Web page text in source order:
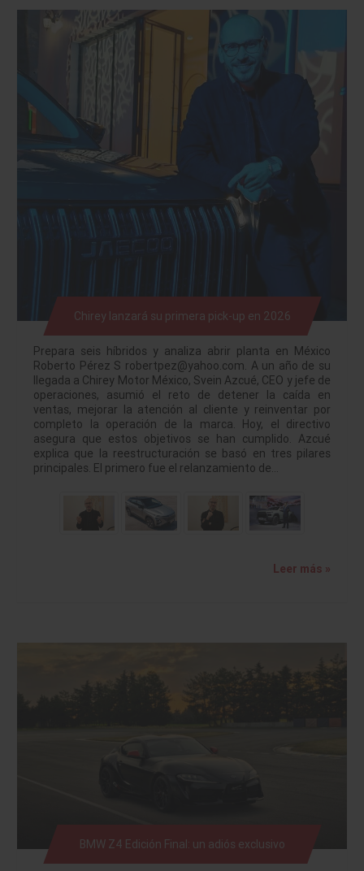
Chirey lanzará su primera pick-up en 2026
Prepara seis híbridos y analiza abrir planta en México
Roberto Pérez S robertpez@yahoo.com. A un año de su
llegada a Chirey Motor México, Svein Azcué, CEO y jefe de
operaciones, asumió el reto de detener la caída en
ventas, mejorar la atención al cliente y reinventar por
completo la operación de la marca. Hoy, el directivo
asegura que estos objetivos se han cumplido. Azcué
explica que la reestructuración se basó en tres pilares
principales. El primero fue el relanzamiento de…
Leer más »
BMW Z4 Edición Final: un adiós exclusivo